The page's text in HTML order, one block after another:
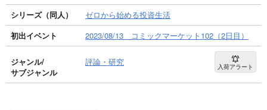
シリーズ（同人）
ゼロから始める投資生活
初出イベント
2023/08/13 コミックマーケット102（2日目）
ジャンル/
サブジャンル
評論・研究 入荷アラート